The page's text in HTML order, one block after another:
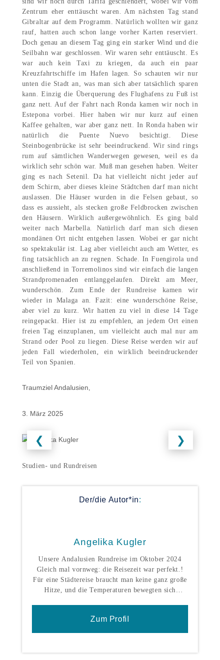
Zentrum eher enttäuscht waren. Am nächsten Tag stand
Gibraltar auf dem Programm. Natürlich wollten wir ganz
rauf, hatten auch schon lange vorher Karten reserviert.
Doch genau an diesem Tag ging ein starker Wind und die
Seilbahn war geschlossen. Wir waren sehr enttäuscht. Es
war auch kein Taxi zu kriegen, da auch ein paar
Kreuzfahrtschiffe im Hafen lagen. So schauten wir nur
unten die Stadt an, was man sich aber tatsächlich sparen
kann. Einzig die Überquerung des Flughafens zu Fuß ist
ganz nett. Auf der Fahrt nach Ronda kamen wir noch in
Estepona vorbei. Hier haben wir nur kurz auf einen
Kaffee gehalten, war aber ganz nett. In Ronda haben wir
natürlich die Puente Nuevo besichtigt. Diese
Steinbogenbrücke ist sehr beeindruckend. Wir sind rings
rum auf sämtlichen Wanderwegen gewesen, weil es da
wirklich sehr schön war. Muß man gesehen haben. Weiter
ging es nach Setenil. Da hat vielleicht nicht jeder auf
dem Schirm, aber dieses kleine Städtchen darf man nicht
auslassen. Die Häuser wurden in die Felsen gebaut, so
dass es aussieht, als stecken große Feldbrocken zwischen
den Häusern. Wirklich außergewöhnlich. Es ging bald
weiter nach Marbella. Natürlich darf man sich diesen
mondänen Ort nicht entgehen lassen. Wobei er gar nicht
so spektakulär ist. Lag aber vielleicht auch am Wetter, es
fing tatsächlich an zu regnen. Schade. In Fuengirola und
anschließend in Torremolinos sind wir einfach die langen
Strandpromenaden entlanggelaufen. Direkt am Meer,
wunderschön. Zum Ende der Rundreise kamen wir
wieder in Malaga an. Fazit: eine wunderschöne Reise,
aber viel zu kurz. Wir hatten zu viel in diese 14 Tage
reingepackt. Hier ist zu empfehlen, an jedem Ort einen
freien Tag einzuplanen, um vielleicht auch mal nur am
Strand oder Pool zu liegen. Diese Reise werden wir auf
jeden Fall wiederholen, ein wirklich beeindruckender
Teil von Spanien.
Traumziel Andalusien,
3. März 2025
❮ ❯
Studien- und Rundreisen
Der/die Autor*in:
Angelika Kugler
Unsere Andalusien Rundreise im Oktober 2024
Gleich mal vornweg: die Reisezeit war perfekt.!
Für eine Städtereise braucht man keine ganz große
Hitze, und die Temperaturen bewegten sich
gefallen. Besichtigt haben wir u.a. das Distrito
Centro, die Santa Iglesia Catedral, den Plaza
Gibralfaro. Wir haben uns auch durch die Altstadt
Zum Profil